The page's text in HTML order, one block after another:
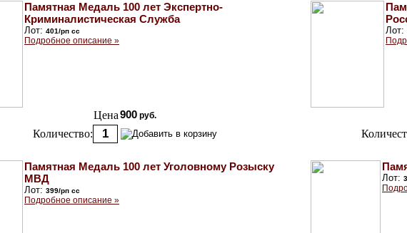
Памятная Медаль 100 лет Экспертно-
Криминалистическая Служба
Лот: 401/рп сс
Подробное описание »
Цена900 руб.
Количество:
Лот:
Памятная Медаль 100 лет Уголовному Розыску
МВД
Лот: 399/рп сс
Подробное описание »
Лот: